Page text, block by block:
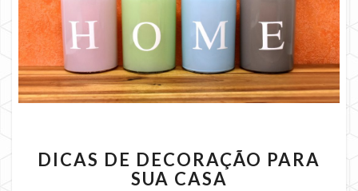
DE
DECORAÇÃO
DICAS DE DECORAÇÃO PARA
SUA CASA